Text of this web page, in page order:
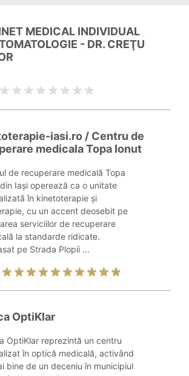
MEDICAL INDIVIDUAL
- DR. CREŢU
iasi.ro / Centru de
medicala Topa Ionut
de recuperare medicală Topa
Iași operează ca o unitate
în kinetoterapie și
cu un accent deosebit pe
serviciilor de recuperare
la standarde ridicate.
pe Strada Plopii ...
OptiKlar
OptiKlar reprezintă un centru
în optică medicală, activând
bine de un deceniu în municipiul